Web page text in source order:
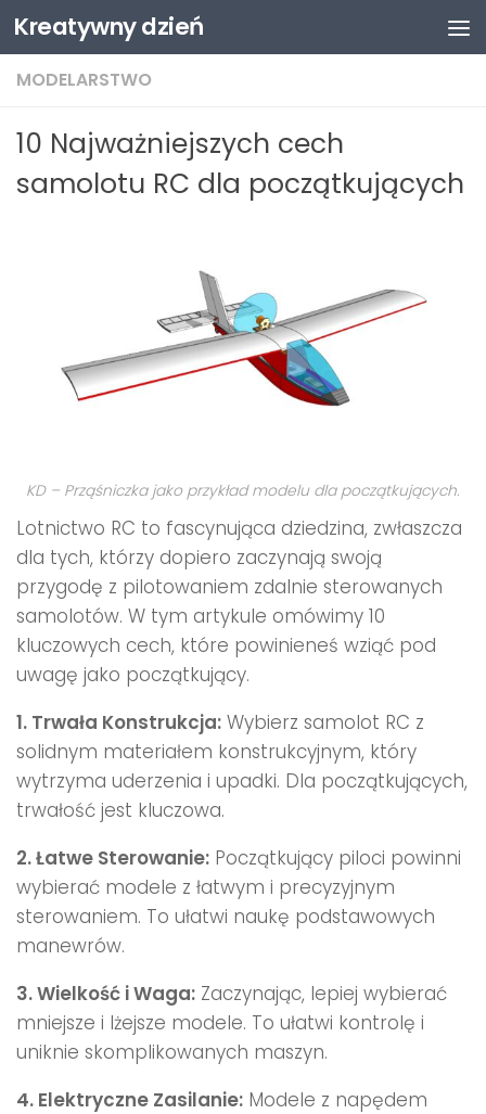
Przejdź do treści
Kreatywny dzień
MODELARSTWO
10 Najważniejszych cech
samolotu RC dla początkujących
KD – Prząśniczka jako przykład modelu dla początkujących.
Lotnictwo RC to fascynująca dziedzina, zwłaszcza
dla tych, którzy dopiero zaczynają swoją
przygodę z pilotowaniem zdalnie sterowanych
samolotów. W tym artykule omówimy 10
kluczowych cech, które powinieneś wziąć pod
uwagę jako początkujący.
1. Trwała Konstrukcja: Wybierz samolot RC z
solidnym materiałem konstrukcyjnym, który
wytrzyma uderzenia i upadki. Dla początkujących,
trwałość jest kluczowa.
2. Łatwe Sterowanie: Początkujący piloci powinni
wybierać modele z łatwym i precyzyjnym
sterowaniem. To ułatwi naukę podstawowych
manewrów.
3. Wielkość i Waga: Zaczynając, lepiej wybierać
mniejsze i lżejsze modele. To ułatwi kontrolę i
uniknie skomplikowanych maszyn.
4. Elektryczne Zasilanie: Modele z napędem